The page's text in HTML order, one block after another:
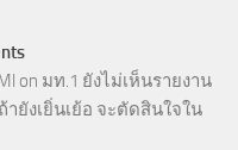
on มท.1 ยังไม่เห็นรายงาน
ายังเยิ่นเย้อ จะตัดสินใจใน